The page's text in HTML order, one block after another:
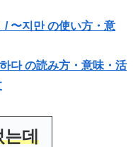
〜지만 の使い方・意
다 の読み方・意味・活
는데